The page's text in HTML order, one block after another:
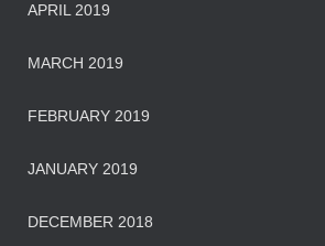
APRIL 2019
MARCH 2019
FEBRUARY 2019
JANUARY 2019
DECEMBER 2018